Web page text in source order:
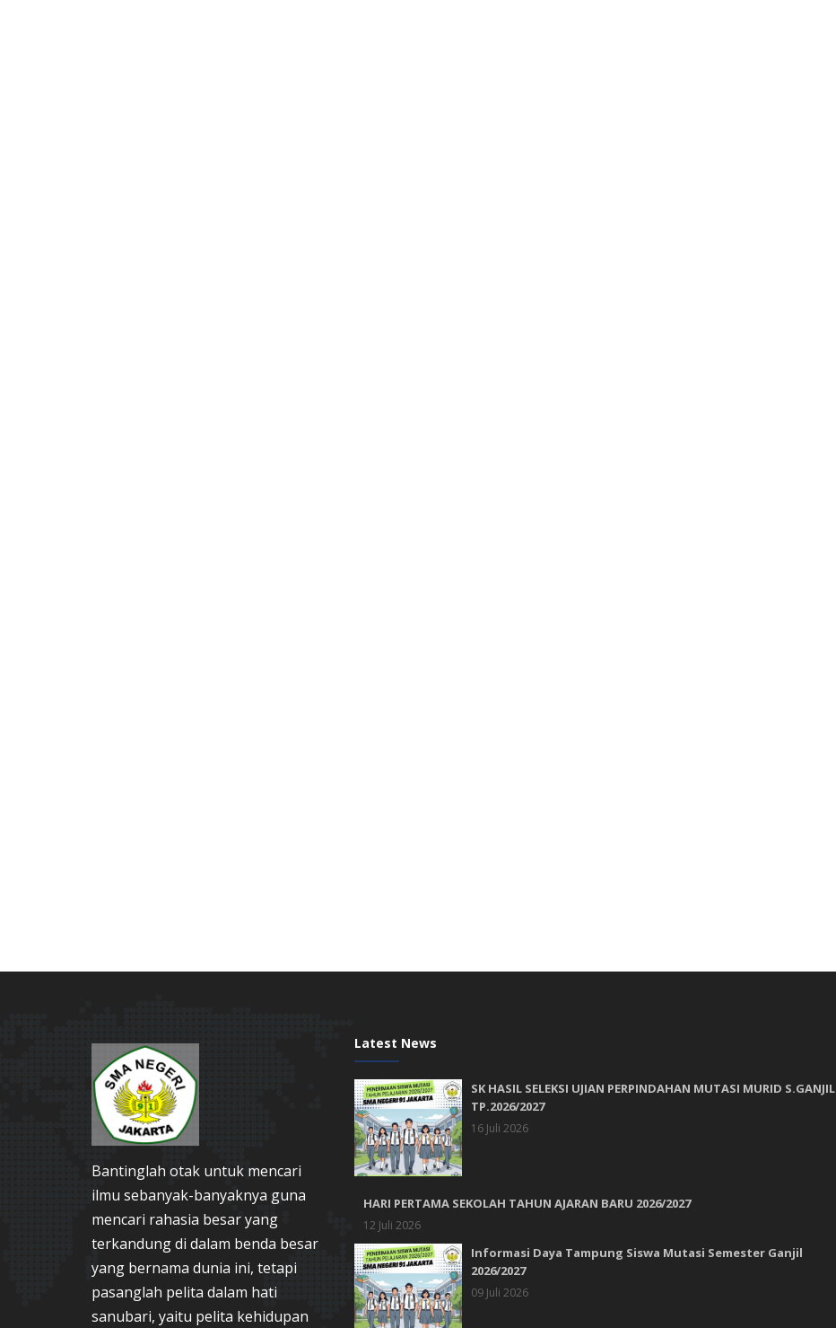
Bantinglah otak untuk mencari
ilmu sebanyak-banyaknya guna
mencari rahasia besar yang
terkandung di dalam benda besar
yang bernama dunia ini, tetapi
pasanglah pelita dalam hati
sanubari, yaitu pelita kehidupan
Latest News
SK HASIL SELEKSI UJIAN PERPINDAHAN MUTASI MURID S.GANJIL
TP.2026/2027
16 Juli 2026
HARI PERTAMA SEKOLAH TAHUN AJARAN BARU 2026/2027
12 Juli 2026
Informasi Daya Tampung Siswa Mutasi Semester Ganjil
2026/2027
09 Juli 2026